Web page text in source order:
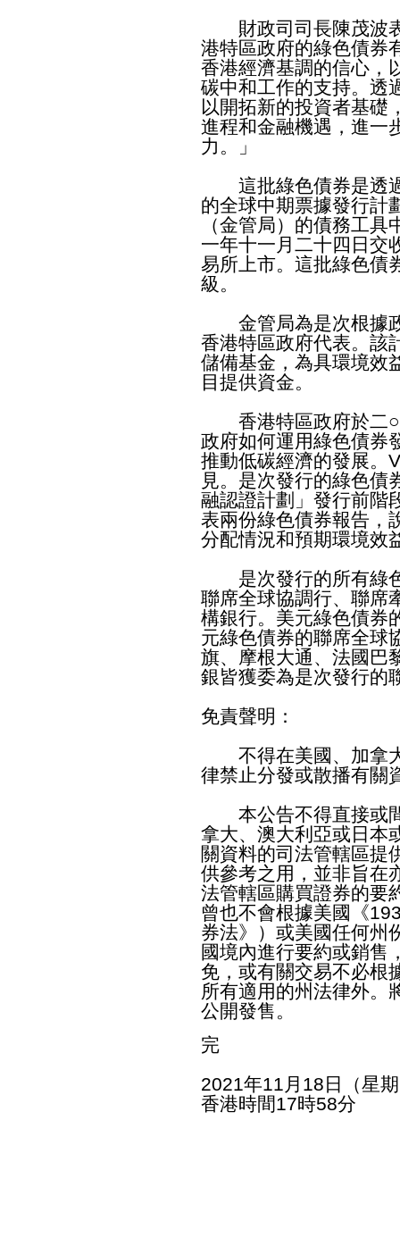
財政司司長陳茂波表
港特區政府的綠色債券
香港經濟基調的信心，
碳中和工作的支持。透
以開拓新的投資者基礎
進程和金融機遇，進一
力。」
這批綠色債券是透過
的全球中期票據發行計
（金管局）的債務工
一年十一月二十四日交
易所上市。這批綠色債
級。
金管局為是次根據政
香港特區政府代表。該
儲備基金，為具環境效
目提供資金。
香港特區政府於二○
政府如何運用綠色債券
推動低碳經濟的發展。
見。是次發行的綠色債
融認證計劃」發行前階
表兩份綠色債券報告，
分配情況和預期環境效
是次發行的所有綠色
聯席全球協調行、聯席
構銀行。美元綠色債券
元綠色債券的聯席全球
旗、摩根大通、法國巴
銀皆獲委為是次發行的
免責聲明：
不得在美國、加拿大
律禁止分發或散播有關
本公告不得直接或間
拿大、澳大利亞或日本
關資料的司法管轄區提
供參考之用，並非旨在
法管轄區購買證券的要
曾也不會根據美國《
券法》）或美國任何州
國境內進行要約或銷售
免，或有關交易不必根
所有適用的州法律外。
公開發售。
完
2021年11月18日（星
香港時間17時58分